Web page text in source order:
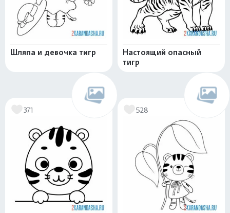
Шляпа и девочка тигр
Настоящий опасный
тигр
371 528